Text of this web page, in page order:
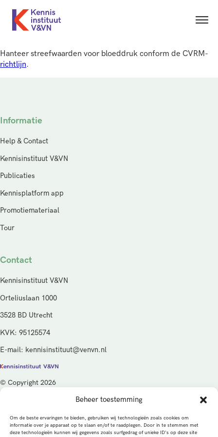
Beheer toestemming
Om de beste ervaringen te bieden, gebruiken wij technologieën zoals cookies om
informatie over je apparaat op te slaan en/of te raadplegen. Door in te stemmen met
deze technologieën kunnen wij gegevens zoals surfgedrag of unieke ID's op deze site
Hanteer streefwaarden voor bloeddruk conform de CVRM-
richtlijn.
Informatie
Help & Contact
Kennisinstituut V&VN
Publicaties
Kennisplatform app
Promotiemateriaal
Tour
Contact
Kennisinstituut V&VN
Orteliuslaan 1000
3528 BD Utrecht
KVK: 95125574
E-mail: kennisinstituut@venvn.nl
© Copyright 2026
De activiteiten van het Kennisinstituut V&VN worden gefinancierd
vanuit de kwaliteitsgelden van het ministerie van Volksgezondheid,
Welzijn en Sport (VWS), beheerd door ZonMw.